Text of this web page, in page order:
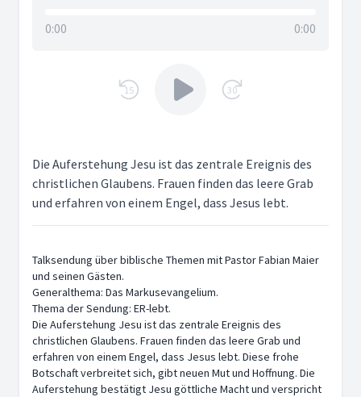
0:00 0:00
15 30
Die Auferstehung Jesu ist das zentrale Ereignis des
christlichen Glaubens. Frauen finden das leere Grab
und erfahren von einem Engel, dass Jesus lebt.
Talksendung über biblische Themen mit Pastor Fabian Maier
und seinen Gästen.
Generalthema: Das Markusevangelium.
Thema der Sendung: ER-lebt.
Die Auferstehung Jesu ist das zentrale Ereignis des
christlichen Glaubens. Frauen finden das leere Grab und
erfahren von einem Engel, dass Jesus lebt. Diese frohe
Botschaft verbreitet sich, gibt neuen Mut und Hoffnung. Die
Auferstehung bestätigt Jesu göttliche Macht und verspricht